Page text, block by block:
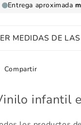
MEDIDAS DE
Compartir
infantil